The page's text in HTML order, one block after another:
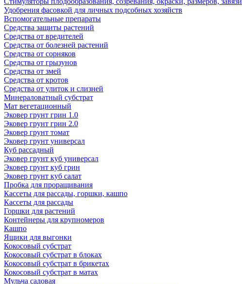
Удобрения фасовкой для личных подсобных хозяйств
Вспомогательные препараты
Средства защиты растений
Средства от вредителей
Средства от болезней растений
Средства от сорняков
Средства от грызунов
Средства от змей
Средства от кротов
Средства от улиток и слизней
Минераловатный субстрат
Мат вегетационный
Эковер грунт грин 1.0
Эковер грунт грин 2.0
Эковер грунт томат
Эковер грунт универсал
Куб рассадный
Эковер грунт куб универсал
Эковер грунт куб грин
Эковер грунт куб салат
Пробка для проращивания
Кассеты для рассады, горшки, кашпо
Кассеты для рассады
Горшки для растений
Контейнеры для крупномеров
Кашпо
Ящики для выгонки
Кокосовый субстрат
Кокосовый субстрат в блоках
Кокосовый субстрат в брикетах
Кокосовый субстрат в матах
Мульча садовая